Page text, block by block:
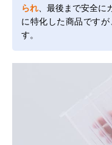
られ 、最後まで安全
に特化した商品です
す。